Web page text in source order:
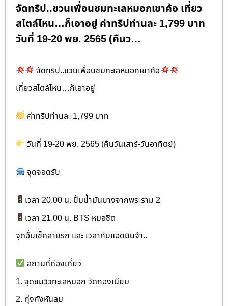
จัดทริป..ชวนเพื่อนชมทะเลหมอกเขาค้อ เที่ยว
สไตล์ไหน…ก็เอาอยู่ ค่าทริปท่านละ 1,799 บาท
วันที่ 19-20 พย. 2565 (คืนว…
จัดทริป..ชวนเพื่อนชมทะเลหมอกเขาค้อ
เที่ยวสไตล์ไหน…ก็เอาอยู่
ค่าทริปท่านละ 1,799 บาท
วันที่ 19-20 พย. 2565 (คืนวันเสาร์-วันอาทิตย์)
จุดจอดรับ
เวลา 20.00 น. ปั้มน้ำมันบางจากพระราม 2
เวลา 21.00 น. BTS หมอชิต
จุดอื่นเช็คสายรถ และ เวลากับแอดมินจ้า..
สถานที่ท่องเที่ยว
1. จุดชมวิวทะเลหมอก วัดกองเนียม
2. ทุ่งกังหันลม